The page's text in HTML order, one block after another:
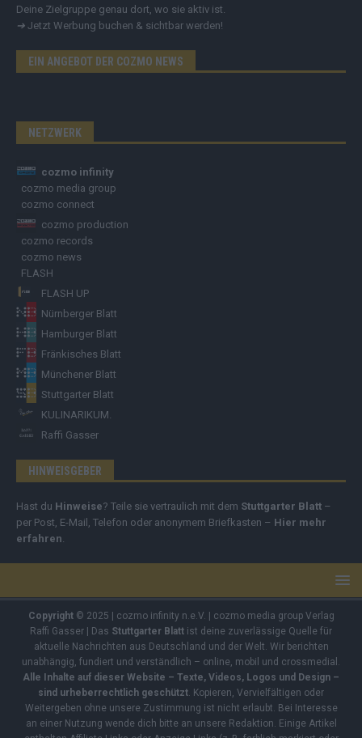
Deine Zielgruppe genau dort, wo sie aktiv ist.
➔ Jetzt Werbung buchen & sichtbar werden!
EIN ANGEBOT DER COZMO NEWS
NETZWERK
cozmo infinity
cozmo media group
cozmo connect
cozmo production
cozmo records
cozmo news
FLASH
FLASH UP
Nürnberger Blatt
Hamburger Blatt
Fränkisches Blatt
Münchener Blatt
Stuttgarter Blatt
KULINARIKUM.
Raffi Gasser
HINWEISGEBER
Hast du Hinweise? Teile sie vertraulich mit dem Stuttgarter Blatt –
per Post, E-Mail, Telefon oder anonymem Briefkasten – Hier mehr
erfahren
Copyright© 2025 | cozmo infinity n.e.V. | cozmo media group Verlag
Raffi Gasser | Das Stuttgarter Blatt ist deine zuverlässige Quelle für
aktuelle Nachrichten aus Deutschland und der Welt. Wir berichten
unabhängig, fundiert und verständlich – online, mobil und crossmedial.
Alle Inhalte auf dieser Website – Texte, Videos, Logos und Design –
sind urheberrechtlich geschützt. Kopieren, Vervielfältigen oder
Weitergeben ohne unsere Zustimmung ist nicht erlaubt. Bei Interesse
an einer Nutzung wende dich bitte an unsere Redaktion. Einige Artikel